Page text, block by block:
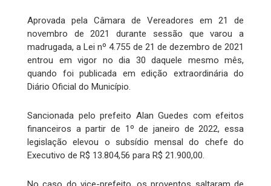
Aprovada pela Câmara de Vereadores em 21 de
novembro de 2021 durante sessão que varou a
madrugada, a Lei nº 4.755 de 21 de dezembro de 2021
entrou em vigor no dia 30 daquele mesmo mês,
quando foi publicada em edição extraordinária do
Diário Oficial do Município.
Sancionada pelo prefeito Alan Guedes com efeitos
financeiros a partir de 1º de janeiro de 2022, essa
legislação elevou o subsídio mensal do chefe do
Executivo de R$ 13.804,56 para R$ 21.900,00.